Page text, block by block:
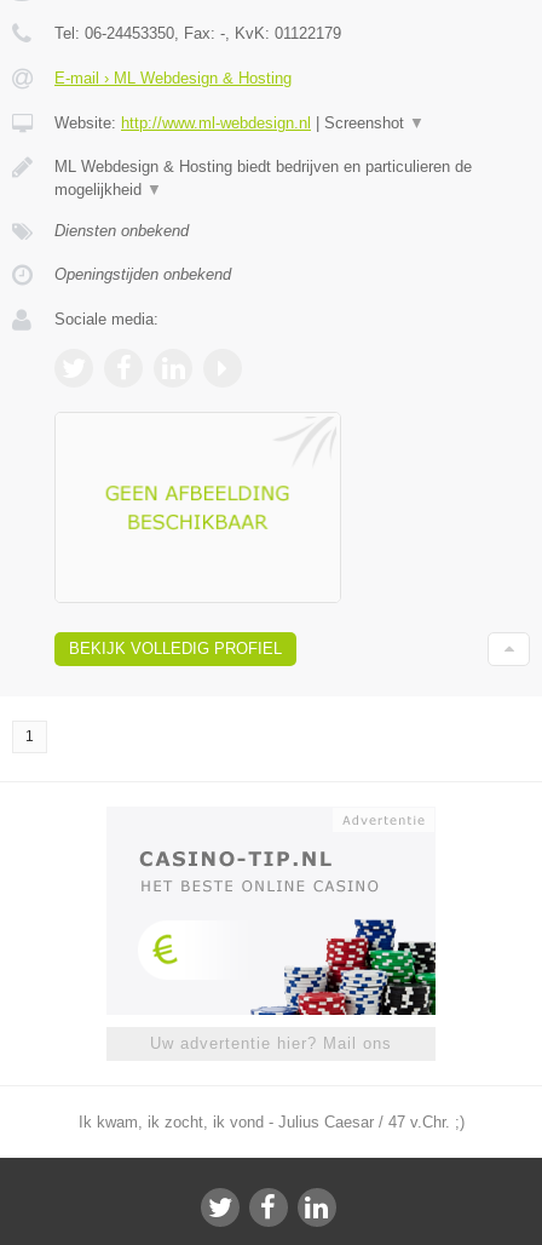
Tel: 06-24453350 , Fax: - , KvK: 01122179
E-mail › ML Webdesign & Hosting
Website: http://www.ml-webdesign.nl | Screenshot ▼
ML Webdesign & Hosting biedt bedrijven en particulieren de
mogelijkheid ▼
Diensten onbekend
Openingstijden onbekend
Sociale media:
BEKIJK VOLLEDIG PROFIEL
1
Uw advertentie hier? Mail ons
Ik kwam, ik zocht, ik vond - Julius Caesar / 47 v.Chr. ;)